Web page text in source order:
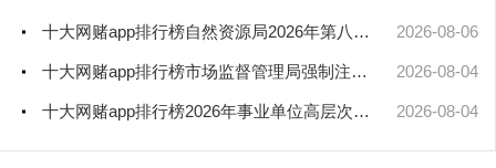
十大网赌app排行榜自然资源局2026年第八次、第九次局长办公会审查通过矿业... 2026-08-06
十大网赌app排行榜市场监督管理局强制注销公司登记决定送达公告 2026-08-04
十大网赌app排行榜2026年事业单位高层次和急需紧缺人才引进（部分岗位）公... 2026-08-04